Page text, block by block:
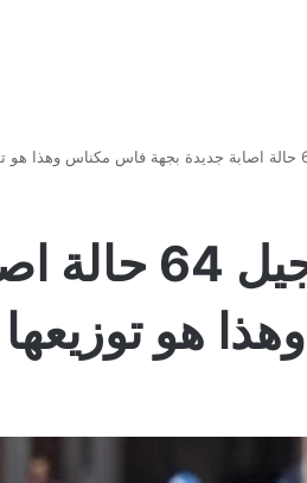
15يوليوز.
هو